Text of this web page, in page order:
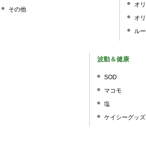
その他
オ
オ
ル
波動＆健康
SOD
マコモ
塩
ケイシーグッズ